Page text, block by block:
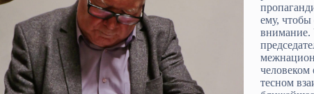
ему,
внимание.
тесном